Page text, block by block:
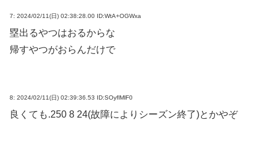
7: 2024/02/11(日) 02:38:28.00 ID:WtA+OGWxa
塁出るやつはおるからな
帰すやつがおらんだけで
8: 2024/02/11(日) 02:39:36.53 ID:SOyflMlF0
良くても.250 8 24(故障によりシーズン終了)とかやぞ